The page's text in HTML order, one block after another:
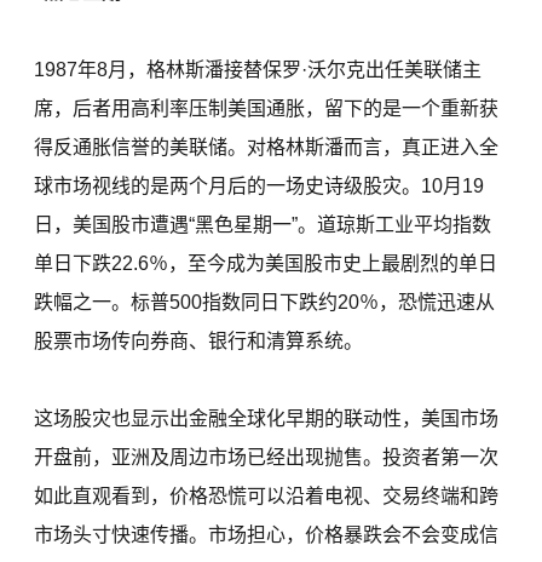
1987年8月，格林斯潘接替保罗·沃尔克出任美联储主
席，后者用高利率压制美国通胀，留下的是一个重新获
得反通胀信誉的美联储。对格林斯潘而言，真正进入全
球市场视线的是两个月后的一场史诗级股灾。10月19
日，美国股市遭遇“黑色星期一”。道琼斯工业平均指数
单日下跌22.6％，至今成为美国股市史上最剧烈的单日
跌幅之一。标普500指数同日下跌约20％，恐慌迅速从
股票市场传向券商、银行和清算系统。
这场股灾也显示出金融全球化早期的联动性，美国市场
开盘前，亚洲及周边市场已经出现抛售。投资者第一次
如此直观看到，价格恐慌可以沿着电视、交易终端和跨
市场头寸快速传播。市场担心，价格暴跌会不会变成信